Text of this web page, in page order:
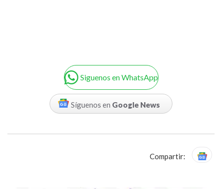
Siguenos en WhatsApp
Síguenos en Google News
Compartir: